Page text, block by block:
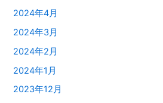
2024年4月
2024年3月
2024年2月
2024年1月
2023年12月